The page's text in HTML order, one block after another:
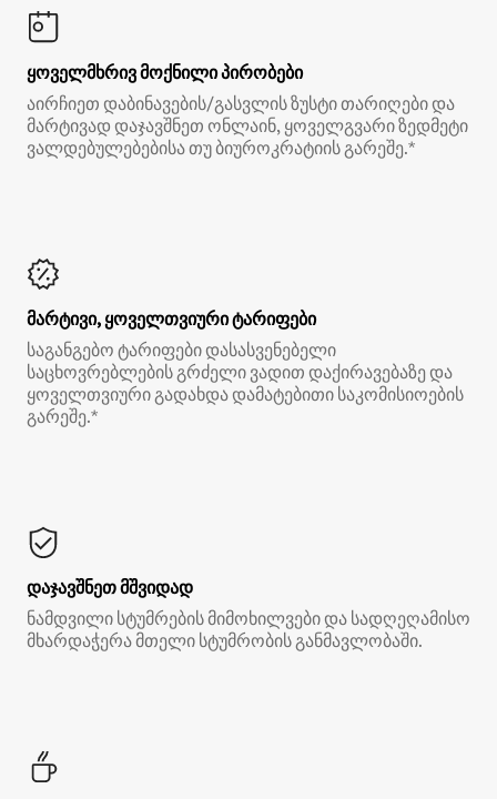
ყოველმხრივ მოქნილი პირობები
აირჩიეთ დაბინავების/გასვლის ზუსტი თარიღები და
მარტივად დაჯავშნეთ ონლაინ, ყოველგვარი ზედმეტი
ვალდებულებებისა თუ ბიუროკრატიის გარეშე.*
მარტივი, ყოველთვიური ტარიფები
საგანგებო ტარიფები დასასვენებელი
საცხოვრებლების გრძელი ვადით დაქირავებაზე და
ყოველთვიური გადახდა დამატებითი საკომისიოების
გარეშე.*
დაჯავშნეთ მშვიდად
ნამდვილი სტუმრების მიმოხილვები და სადღეღამისო
მხარდაჭერა მთელი სტუმრობის განმავლობაში.